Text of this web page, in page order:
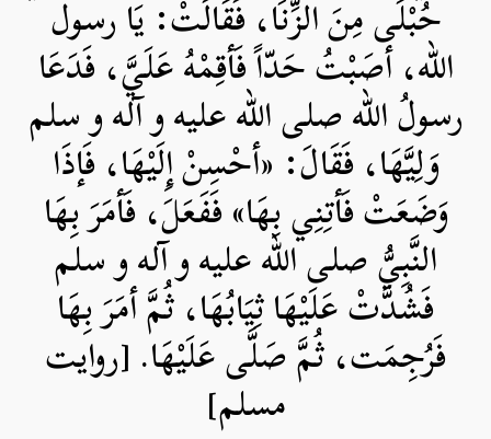
حُبْلَى مِنَ الزِّنَا، فَقَالَتْ: يَا رسول
الله، أصَبْتُ حَدّاً فَأقِمْهُ عَلَيَّ، فَدَعَا
رسولُ الله صلی الله علیه و آله و سلم
وَلِيَّهَا، فَقَالَ: «أحْسِنْ إِلَيْهَا، فَإذَا
وَضَعَتْ فَأتِنِي بِهَا» فَفَعَلَ، فَأمَرَ بِهَا
النَّبِيُّ صلی الله علیه و آله و سلم
فَشُدَّتْ عَلَيْهَا ثِيَابُهَا، ثُمَّ أمَرَ بِهَا
فَرُجِمَت، ثُمَّ صَلَّى عَلَيْهَا. [روایت
مسلم]